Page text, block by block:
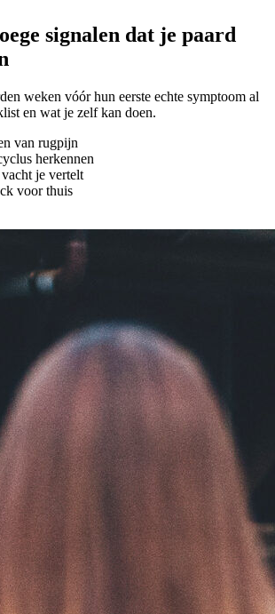
signalen dat je paard
weken vóór hun eerste echte symptoom al
en wat je zelf kan doen.
van rugpijn
herkennen
je vertelt
voor thuis